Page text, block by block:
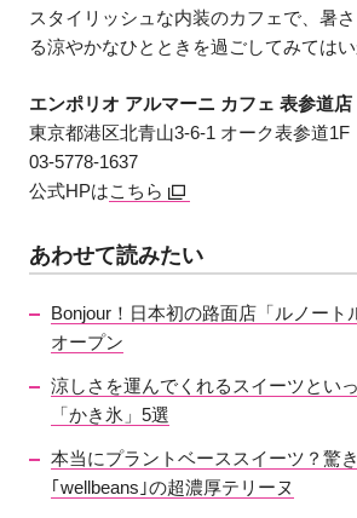
スタイリッシュな内装のカフェで、暑
る涼やかなひとときを過ごしてみてはい
エンポリオ アルマーニ カフェ 表参道店
東京都港区北青山3-6-1 オーク表参道1F
03-5778-1637
公式HPはこちら
あわせて読みたい
Bonjour！日本初の路面店「ルノート
オープン
涼しさを運んでくれるスイーツとい
「かき氷」5選
本当にプラントベーススイーツ？驚
｢wellbeans｣の超濃厚テリーヌ